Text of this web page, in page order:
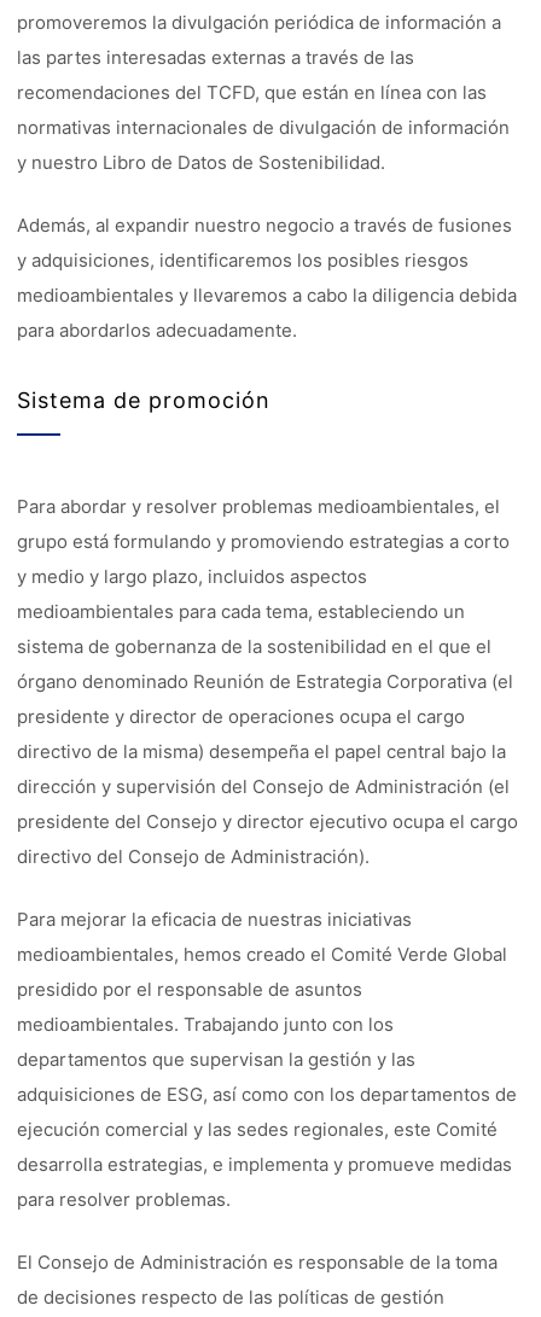
promoveremos la divulgación periódica de información a
las partes interesadas externas a través de las
recomendaciones del TCFD, que están en línea con las
normativas internacionales de divulgación de información
y nuestro Libro de Datos de Sostenibilidad.
Además, al expandir nuestro negocio a través de fusiones
y adquisiciones, identificaremos los posibles riesgos
medioambientales y llevaremos a cabo la diligencia debida
para abordarlos adecuadamente.
Sistema de promoción
Para abordar y resolver problemas medioambientales, el
grupo está formulando y promoviendo estrategias a corto
y medio y largo plazo, incluidos aspectos
medioambientales para cada tema, estableciendo un
sistema de gobernanza de la sostenibilidad en el que el
órgano denominado Reunión de Estrategia Corporativa (el
presidente y director de operaciones ocupa el cargo
directivo de la misma) desempeña el papel central bajo la
dirección y supervisión del Consejo de Administración (el
presidente del Consejo y director ejecutivo ocupa el cargo
directivo del Consejo de Administración).
Para mejorar la eficacia de nuestras iniciativas
medioambientales, hemos creado el Comité Verde Global
presidido por el responsable de asuntos
medioambientales. Trabajando junto con los
departamentos que supervisan la gestión y las
adquisiciones de ESG, así como con los departamentos de
ejecución comercial y las sedes regionales, este Comité
desarrolla estrategias, e implementa y promueve medidas
para resolver problemas.
El Consejo de Administración es responsable de la toma
de decisiones respecto de las políticas de gestión